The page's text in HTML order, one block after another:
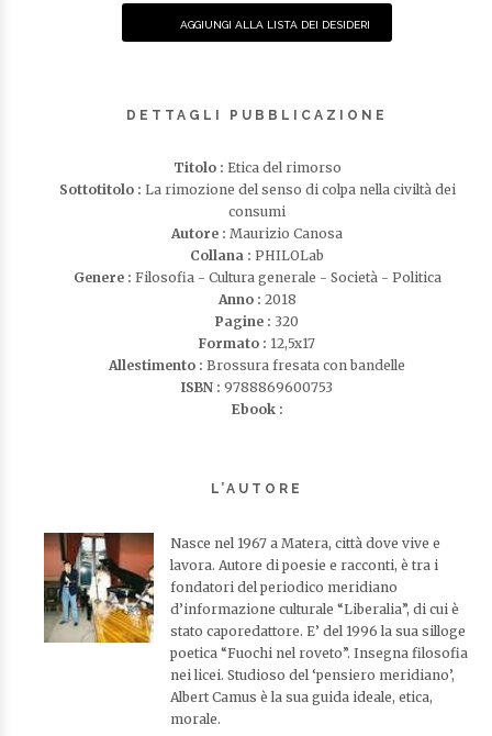
AGGIUNGI ALLA LISTA DEI DESIDERI
DETTAGLI PUBBLICAZIONE
Titolo : Etica del rimorso
Sottotitolo : La rimozione del senso di colpa nella civiltà dei
consumi
Autore : Maurizio Canosa
Collana : PHILOLab
Genere : Filosofia - Cultura generale - Società - Politica
Anno : 2018
Pagine : 320
Formato : 12,5x17
Allestimento : Brossura fresata con bandelle
ISBN : 9788869600753
Ebook :
L’AUTORE
Nasce nel 1967 a Matera, città dove vive e
lavora. Autore di poesie e racconti, è tra i
fondatori del periodico meridiano
d’informazione culturale “Liberalia”, di cui è
stato caporedattore. E’ del 1996 la sua silloge
poetica “Fuochi nel roveto”. Insegna filosofia
nei licei. Studioso del ‘pensiero meridiano’,
Albert Camus è la sua guida ideale, etica,
morale.